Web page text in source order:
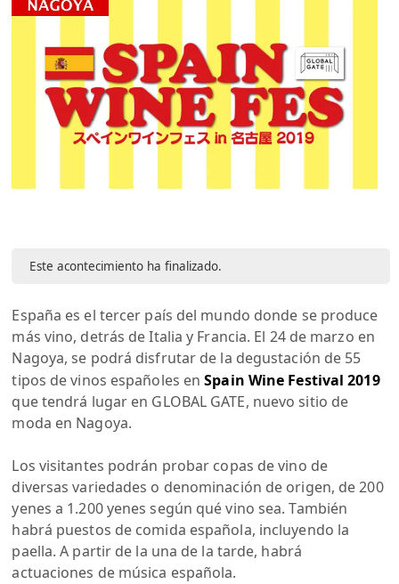
Este acontecimiento ha finalizado.
España es el tercer país del mundo donde se produce
más vino, detrás de Italia y Francia. El 24 de marzo en
Nagoya, se podrá disfrutar de la degustación de 55
tipos de vinos españoles enSpain Wine Festival 2019
que tendrá lugar en GLOBAL GATE, nuevo sitio de
moda en Nagoya.
Los visitantes podrán probar copas de vino de
diversas variedades o denominación de origen, de 200
yenes a 1.200 yenes según qué vino sea. También
habrá puestos de comida española, incluyendo la
paella. A partir de la una de la tarde, habrá
actuaciones de música española.